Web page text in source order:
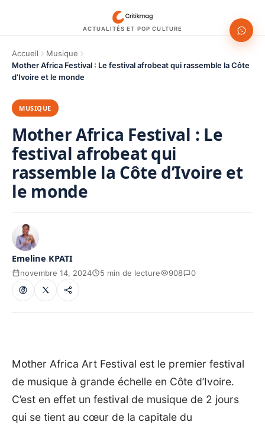
ACTUALITÉS ET POP CULTURE
Accueil
Musique
Mother Africa Festival : Le festival afrobeat qui rassemble la Côte
d’Ivoire et le monde
MUSIQUE
Mother Africa Festival : Le
festival afrobeat qui
rassemble la Côte d’Ivoire et
le monde
Emeline KPATI
novembre 14, 2024 5 min de lecture 908 0
Mother Africa Art Festival est le premier festival
de musique à grande échelle en Côte d’Ivoire.
C’est en effet un festival de musique de 2 jours
qui se tient au cœur de la capitale du